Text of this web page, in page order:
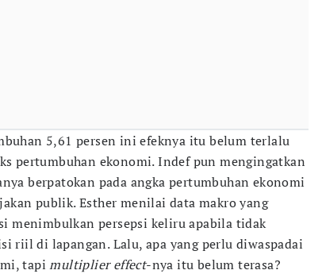
5,61 persen ini efeknya itu belum terlalu
pertumbuhan ekonomi. Indef pun mengingatkan
berpatokan pada angka pertumbuhan ekonomi
publik. Esther menilai data makro yang
menimbulkan persepsi keliru apabila tidak
riil di lapangan. Lalu, apa yang perlu diwaspadai
tapimultiplier effect-nya itu belum terasa?